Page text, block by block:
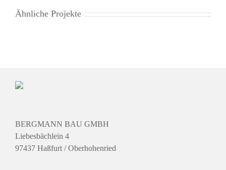
Ähnliche Projekte
BERGMANN BAU GMBH
Liebesbächlein 4
97437 Haßfurt / Oberhohenried